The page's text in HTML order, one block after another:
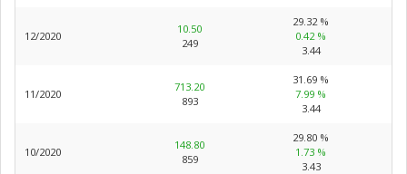
12/2020
10.50
249
29.32 %
0.42 %
3.44
11/2020
713.20
893
31.69 %
7.99 %
3.44
10/2020
148.80
859
29.80 %
1.73 %
3.43